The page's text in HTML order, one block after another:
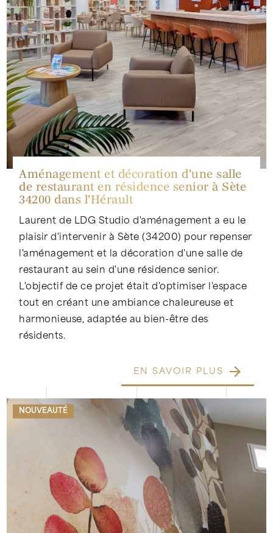
Aménagement et décoration d'une salle
de restaurant en résidence senior à Sète
34200 dans l'Hérault
Laurent de LDG Studio d'aménagement a eu le
plaisir d'intervenir à Sète (34200) pour repenser
l'aménagement et la décoration d'une salle de
restaurant au sein d'une résidence senior.
L'objectif de ce projet était d'optimiser l'espace
tout en créant une ambiance chaleureuse et
harmonieuse, adaptée au bien-être des
résidents.
EN SAVOIR PLUS
NOUVEAUTÉ